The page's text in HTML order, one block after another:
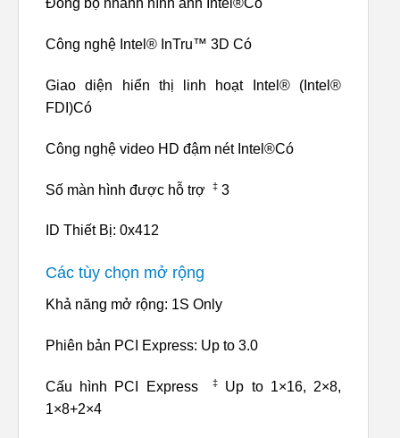
Đồng bộ nhanh hình ảnh Intel®Có
Công nghệ Intel® InTru™ 3D Có
Giao diện hiển thị linh hoạt Intel® (Intel®
FDI)Có
Công nghệ video HD đậm nét Intel®Có
Số màn hình được hỗ trợ ‡ 3
ID Thiết Bị: 0x412
Các tùy chọn mở rộng
Khả năng mở rộng: 1S Only
Phiên bản PCI Express: Up to 3.0
Cấu hình PCI Express‡
Up to 1×16, 2×8,
1×8+2×4